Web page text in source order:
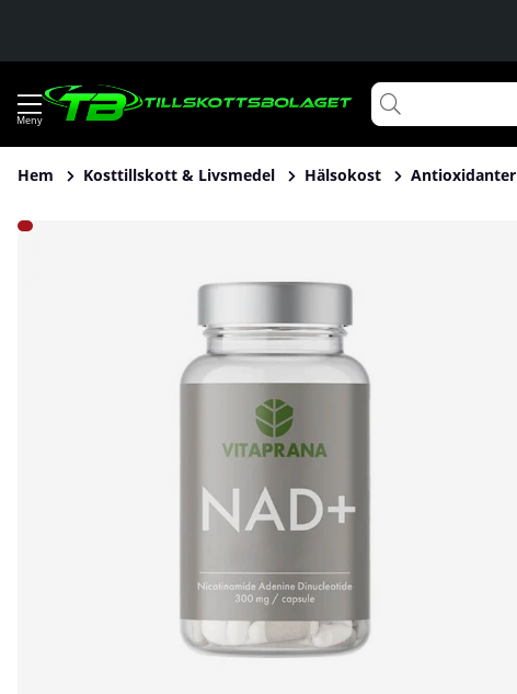
Hem Kosttillskott & Livsmedel Hälsokost Antioxidanter
Produktbilder Vitaprana NAD+, 30 caps